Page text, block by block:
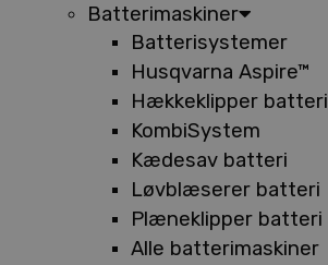
Batterimaskiner
Batterisystemer
Husqvarna Aspire™
Hækkeklipper batteri
KombiSystem
Kædesav batteri
Løvblæserer batteri
Plæneklipper batteri
Alle batterimaskiner